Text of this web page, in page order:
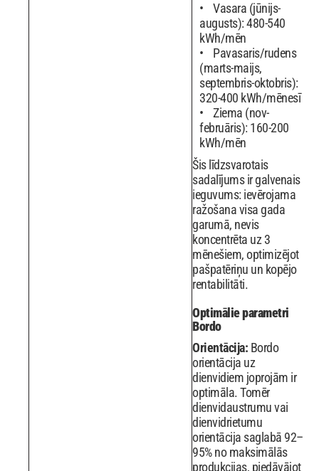
Vasara (jūnijs-
augusts): 480-540
kWh/mēn
Pavasaris/rudens
(marts-maijs,
septembris-oktobris):
320-400 kWh/mēnesī
Ziema (nov-
februāris): 160-200
kWh/mēn
Šis līdzsvarotais
sadalījums ir galvenais
ieguvums: ievērojama
ražošana visa gada
garumā, nevis
koncentrēta uz 3
mēnešiem, optimizējot
pašpatēriņu un kopējo
rentabilitāti.
Optimālie parametri
Bordo
Orientācija: Bordo
orientācija uz
dienvidiem joprojām ir
optimāla. Tomēr
dienvidaustrumu vai
dienvidrietumu
orientācija saglabā 92–
95% no maksimālās
produkcijas, piedāvājot